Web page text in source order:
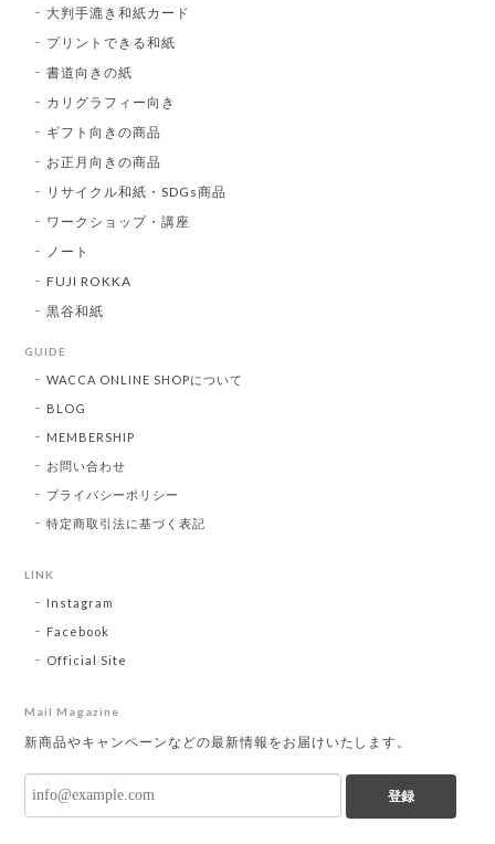
大判手漉き和紙カード
プリントできる和紙
書道向きの紙
カリグラフィー向き
ギフト向きの商品
お正月向きの商品
リサイクル和紙・SDGs商品
ワークショップ・講座
ノート
FUJI ROKKA
黒谷和紙
GUIDE
WACCA ONLINE SHOPについて
BLOG
MEMBERSHIP
お問い合わせ
プライバシーポリシー
特定商取引法に基づく表記
LINK
Instagram
Facebook
Official Site
Mail Magazine
新商品やキャンペーンなどの最新情報をお届けいたします。
登録